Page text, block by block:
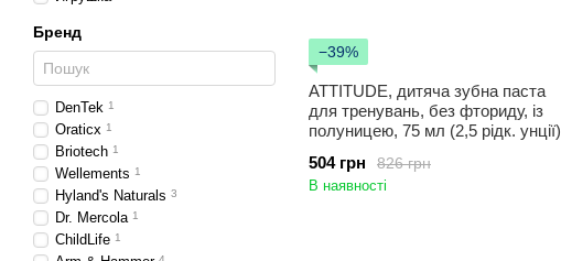
−39%
ATTITUDE, дитяча зубна паста
для тренувань, без фториду, із
полуницею, 75 мл (2,5 рідк. унції)
826 грн
504 грн
В наявності
Бренд
DenTek 1
Oraticx 1
Briotech 1
Wellements 1
Hyland's Naturals 3
Dr. Mercola 1
ChildLife 1